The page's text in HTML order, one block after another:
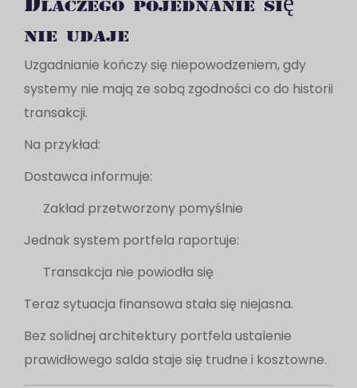
nie udaje
Uzgadnianie kończy się niepowodzeniem, gdy
systemy nie mają ze sobą zgodności co do historii
transakcji.
Na przykład:
Dostawca informuje:
Zakład przetworzony pomyślnie
Jednak system portfela raportuje:
Transakcja nie powiodła się
Teraz sytuacja finansowa stała się niejasna.
Bez solidnej architektury portfela ustalenie
prawidłowego salda staje się trudne i kosztowne.